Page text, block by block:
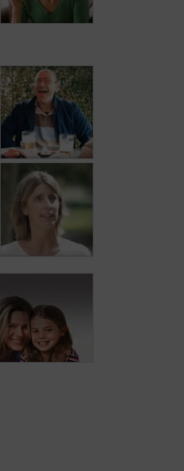
maux de tête au
jour le jour
Facteurs
déclenchants et
de risque
migraine et
maux de tête
Jean, 58 ans,
profite de la vie
malgré les
patients atteints
de lymphome:
Pr Virginie De
Wilde